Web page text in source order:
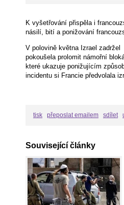
K vyšetřování přispěla i
násilí, bití a ponižování
V polovině května Izrael zadržel
pokoušela prolomit námořní
které ukazuje ponižujícím
incidentu si Francie předvolala
tisk přeposlat emailem sdílet
Související články